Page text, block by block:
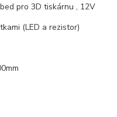
pro 3D tiskárnu , 12V
(LED a rezistor)